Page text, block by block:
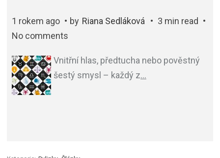
1 rokem ago by Riana Sedláková
3 min read
No comments
Vnitřní hlas, předtucha nebo pověstný
šestý smysl – každý z…